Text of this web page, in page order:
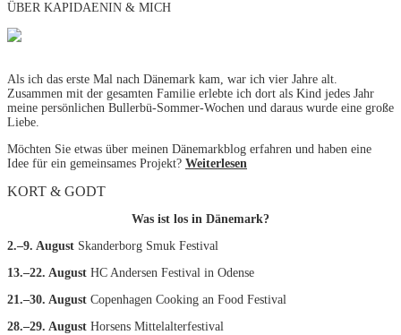
ÜBER KAPIDAENIN & MICH
Als ich das erste Mal nach Dänemark kam, war ich vier Jahre alt.
Zusammen mit der gesamten Familie erlebte ich dort als Kind jedes Jahr
meine persönlichen Bullerbü-Sommer-Wochen und daraus wurde eine große
Liebe.
Möchten Sie etwas über meinen Dänemarkblog erfahren und haben eine
Idee für ein gemeinsames Projekt? Weiterlesen
KORT & GODT
Was ist los in Dänemark?
2.–9. August Skanderborg Smuk Festival
13.–22. August HC Andersen Festival in Odense
21.–30. August Copenhagen Cooking an Food Festival
28.–29. August Horsens Mittelalterfestival